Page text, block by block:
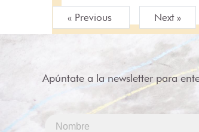
« Previous Next »
Apúntate a la newsletter para